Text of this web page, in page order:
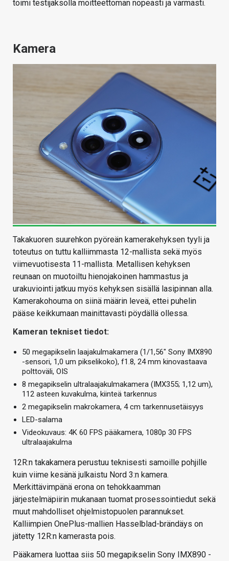
toimi testijaksolla moitteettoman nopeasti ja varmasti.
Kamera
Takakuoren suurehkon pyöreän kamerakehyksen tyyli ja
toteutus on tuttu kalliimmasta 12-mallista sekä myös
viimevuotisesta 11-mallista. Metallisen kehyksen
reunaan on muotoiltu hienojakoinen hammastus ja
urakuviointi jatkuu myös kehyksen sisällä lasipinnan alla.
Kamerakohouma on siinä määrin leveä, ettei puhelin
pääse keikkumaan mainittavasti pöydällä ollessa.
Kameran tekniset tiedot:
50 megapikselin laajakulmakamera (1/1,56″ Sony IMX890
-sensori, 1,0 um pikselikoko), f1.8, 24 mm kinovastaava
polttoväli, OIS
8 megapikselin ultralaajakulmakamera (IMX355; 1,12 um),
112 asteen kuvakulma, kiinteä tarkennus
2 megapikselin makrokamera, 4 cm tarkennusetäisyys
LED-salama
Videokuvaus: 4K 60 FPS pääkamera, 1080p 30 FPS
ultralaajakulma
12R:n takakamera perustuu teknisesti samoille pohjille
kuin viime kesänä julkaistu Nord 3:n kamera.
Merkittävimpänä erona on tehokkaamman
järjestelmäpiirin mukanaan tuomat prosessointiedut sekä
muut mahdolliset ohjelmistopuolen parannukset.
Kalliimpien OnePlus-mallien Hasselblad-brändäys on
jätetty 12R:n kamerasta pois.
Pääkamera luottaa siis 50 megapikselin Sony IMX890 -